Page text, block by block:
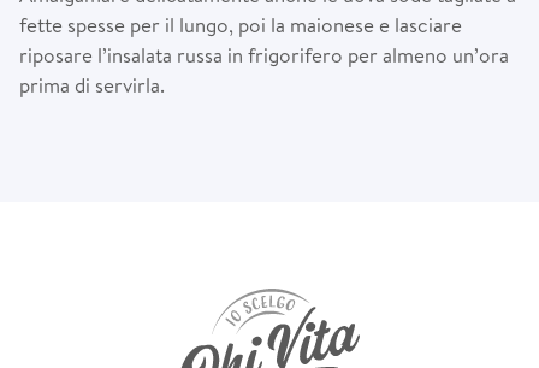
fette spesse per il lungo, poi la maionese e lasciare
riposare l’insalata russa in frigorifero per almeno un’ora
prima di servirla.